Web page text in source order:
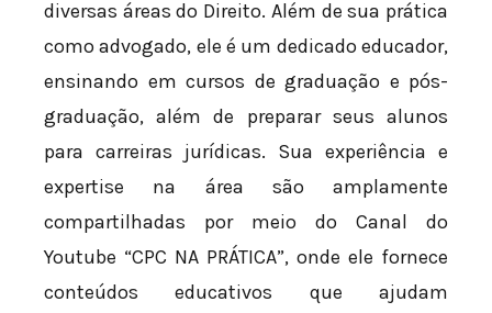
diversas áreas do Direito. Além de sua prática
como advogado, ele é um dedicado educador,
ensinando em cursos de graduação e pós-
graduação, além de preparar seus alunos
para carreiras jurídicas. Sua experiência e
expertise na área são amplamente
compartilhadas por meio do Canal do
Youtube “CPC NA PRÁTICA”, onde ele fornece
conteúdos educativos que ajudam